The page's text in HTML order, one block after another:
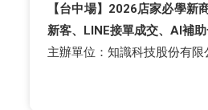
【台中場】2026店家必學新
新客、LINE接單成交、AI補
主辦單位：知識科技股份有限